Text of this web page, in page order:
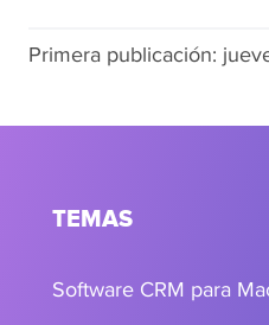
Primera publicación:
TEMAS
Software CRM para